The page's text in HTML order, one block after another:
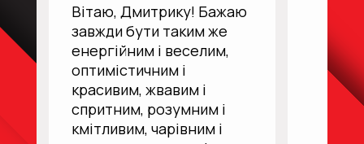
Вітаю, Дмитрику! Бажаю
завжди бути таким же
енергійним і веселим,
оптимістичним і
красивим, жвавим і
спритним, розумним і
кмітливим, чарівним і